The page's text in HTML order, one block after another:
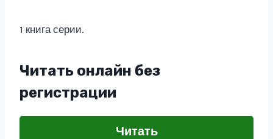
1 книга серии.
Читать онлайн без
регистрации
Читать